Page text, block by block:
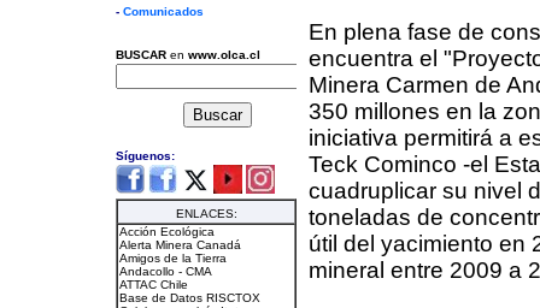
En plena fase de
encuentra el
Minera Carmen de
350 millones en la
iniciativa permitirá a
Teck Cominco -el
cuadruplicar su nivel
toneladas de
útil del yacimiento en
mineral entre 2009 a